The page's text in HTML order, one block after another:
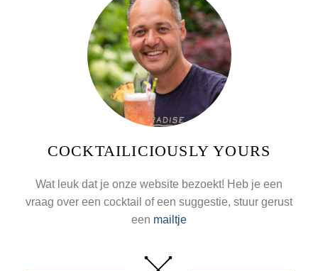
COCKTAILICIOUSLY YOURS
Wat leuk dat je onze website bezoekt! Heb je een
vraag over een cocktail of een suggestie, stuur gerust
een mailtje